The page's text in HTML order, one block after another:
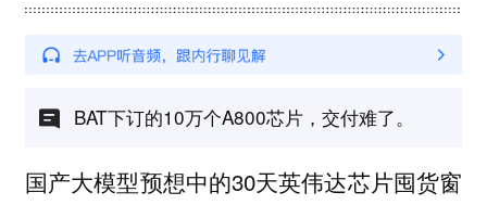
BAT下订的10万个A800芯片，交付难了。
国产大模型预想中的30天英伟达芯片囤货窗